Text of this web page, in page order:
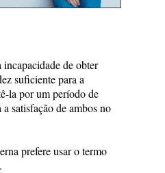
de obter
suficiente para a
la por um período de
satisfação de ambos no
prefere usar o termo